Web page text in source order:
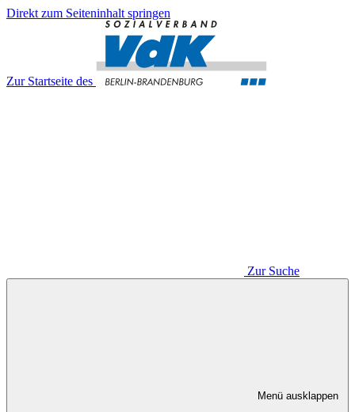
Direkt zum Seiteninhalt springen
Zur Startseite des
Zur Suche
Menü ausklappen